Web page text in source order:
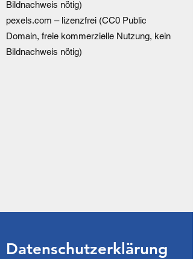
Bildnachweis nötig)
pexels.com – lizenzfrei (CC0 Public
Domain, freie kommerzielle Nutzung, kein
Bildnachweis nötig)
Datenschutzerklärung